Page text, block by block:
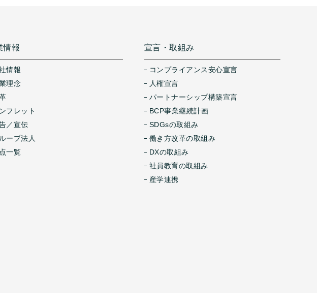
情報
情報
理念
フレット
／宣伝
ープ法人
一覧
宣言・取組み
コンプライアンス安心宣言
人権宣言
パートナーシップ構築宣言
BCP事業継続計画
SDGsの取組み
働き方改革の取組み
DXの取組み
社員教育の取組み
産学連携